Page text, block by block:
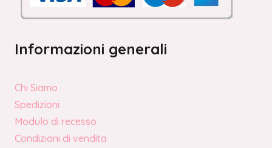
Informazioni generali
Chi Siamo
Spedizioni
Modulo di recesso
Condizioni di vendita